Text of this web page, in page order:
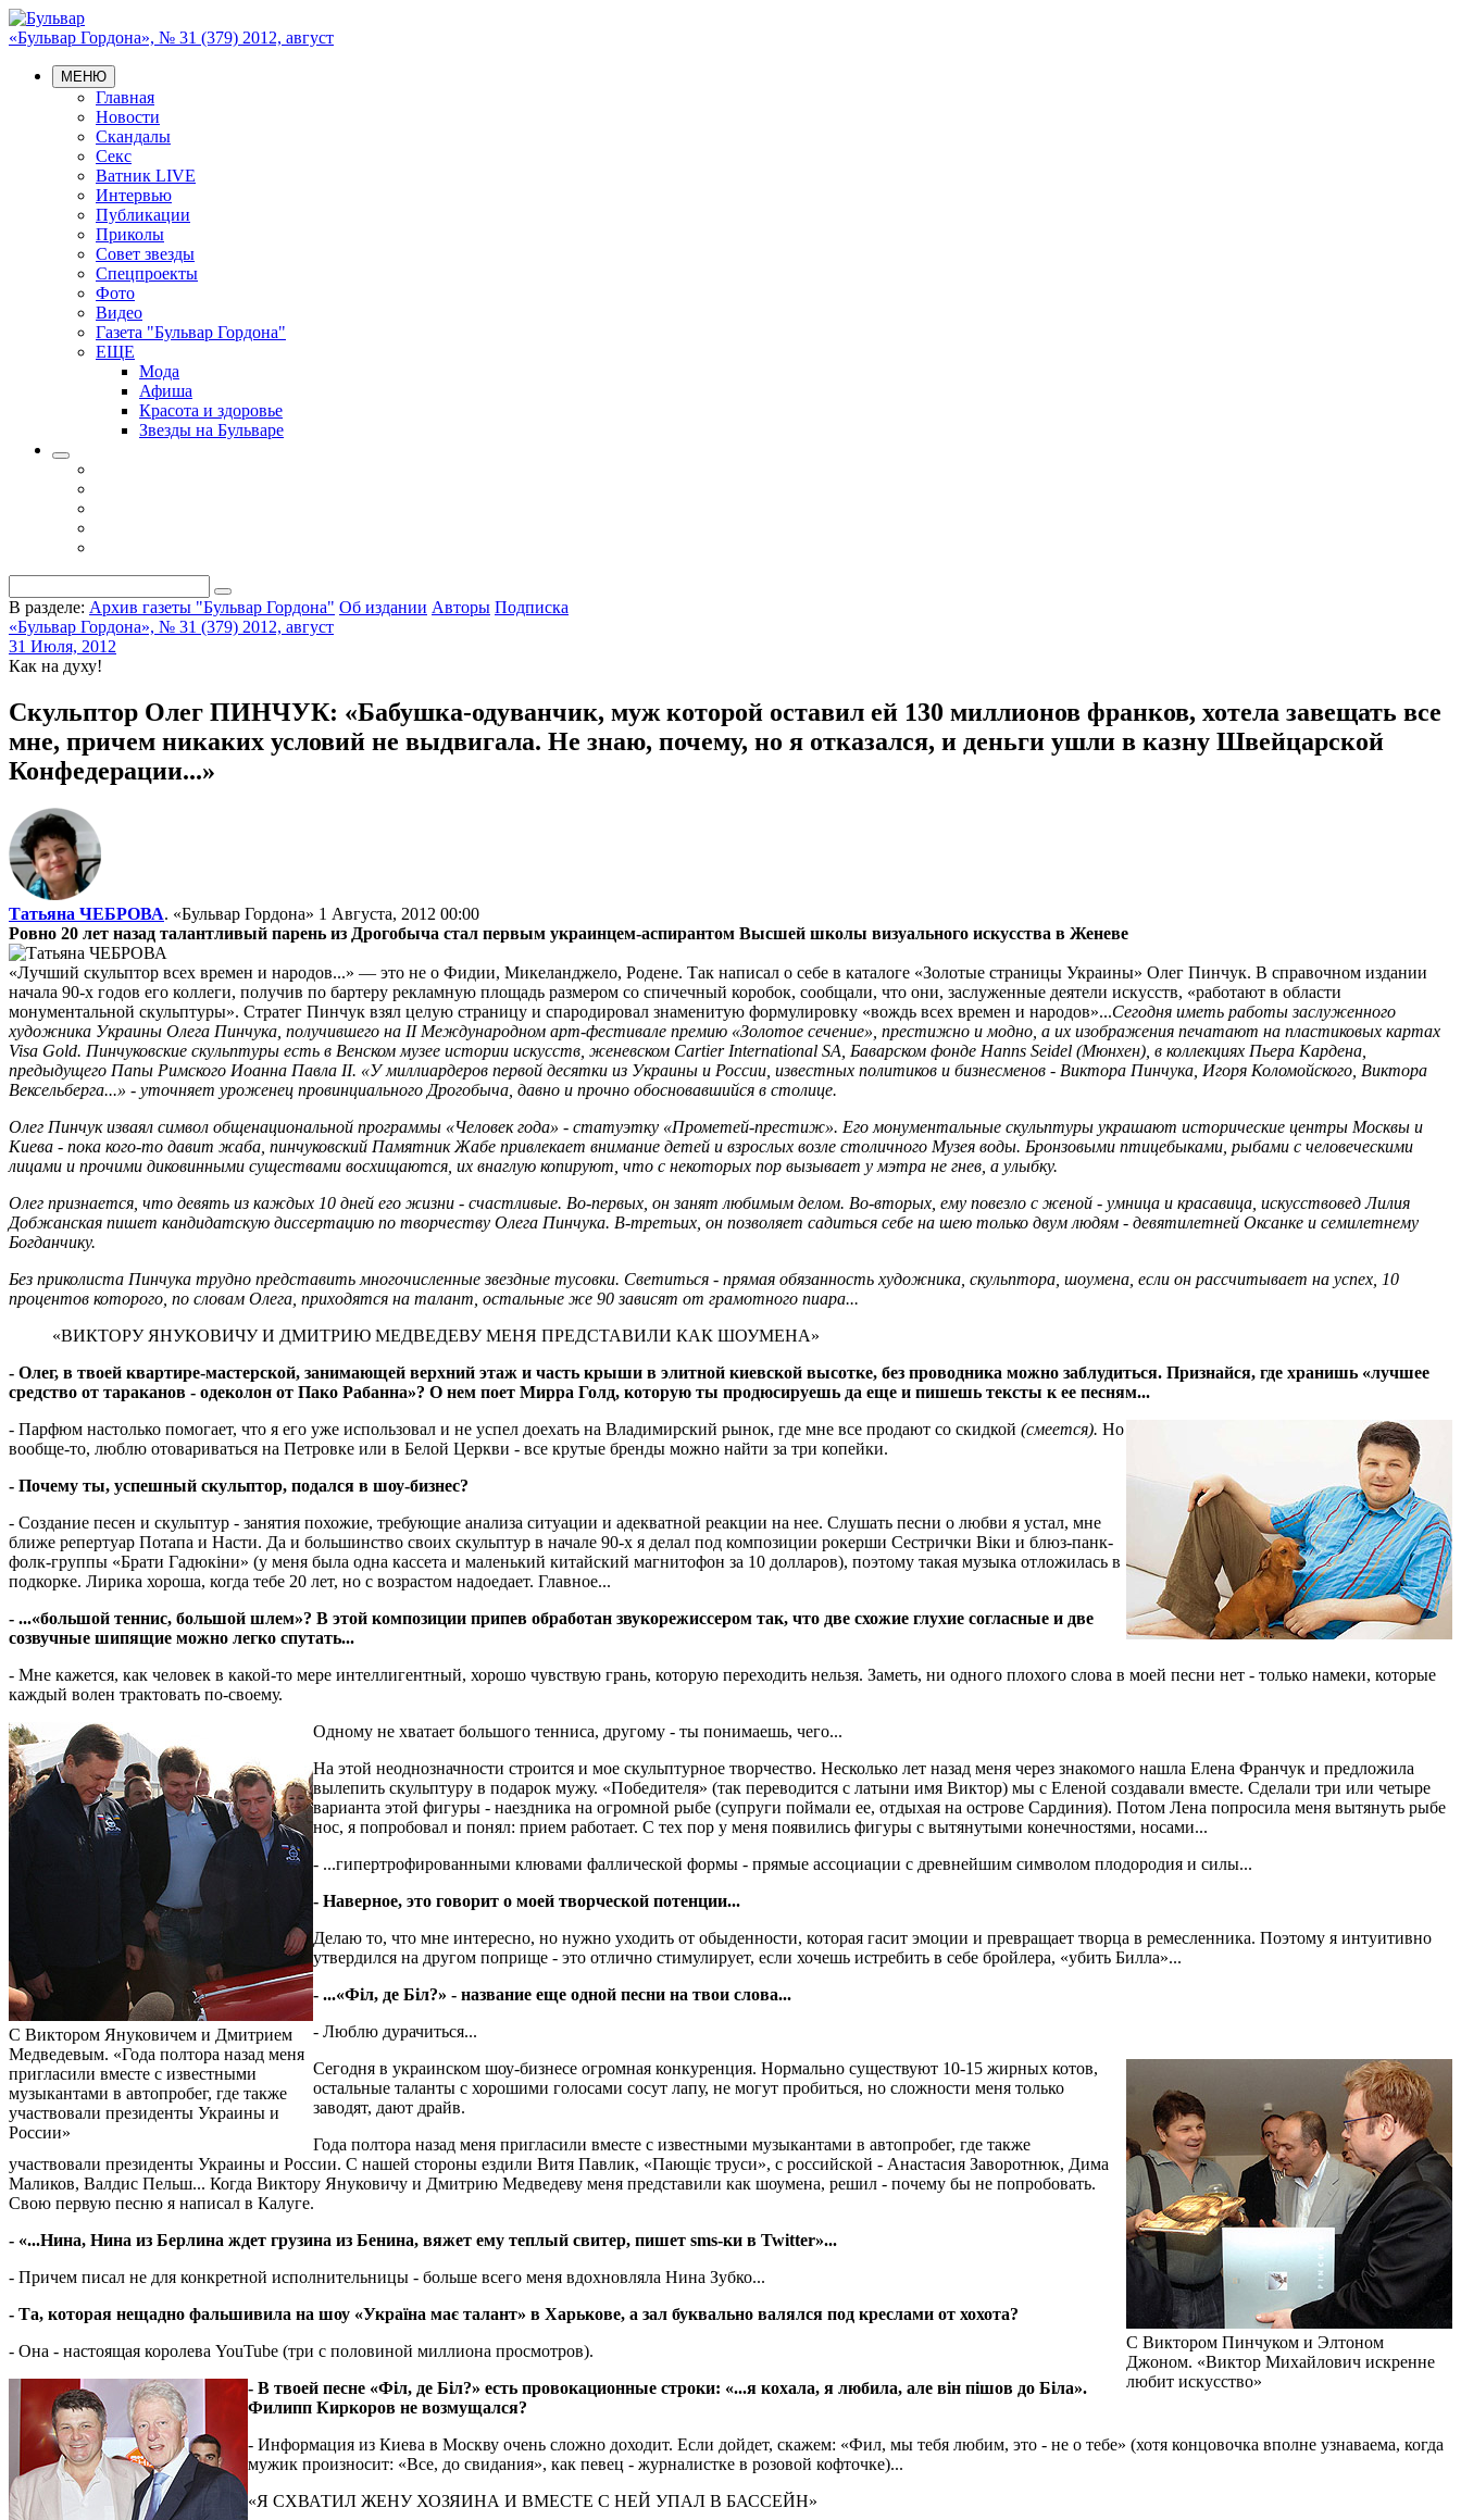
«Бульвар Гордона», № 31 (379) 2012, август
МЕНЮ
Главная
Новости
Скандалы
Секс
Ватник LIVE
Интервью
Публикации
Приколы
Совет звезды
Спецпроекты
Фото
Видео
Газета "Бульвар Гордона"
ЕЩЕ
Мода
Афиша
Красота и здоровье
Звезды на Бульваре
В разделе: Архив газеты "Бульвар Гордона" Об издании Авторы Подписка
«Бульвар Гордона», № 31 (379) 2012, август
31 Июля, 2012
Как на духу!
Скульптор Олег ПИНЧУК: «Бабушка-одуванчик, муж которой оставил ей 130 миллионов франков, хотела завещать все
мне, причем никаких условий не выдвигала. Не знаю, почему, но я отказался, и деньги ушли в казну Швейцарской
Конфедерации...»
Татьяна ЧЕБРОВА. «Бульвар Гордона» 1 Августа, 2012 00:00
Ровно 20 лет назад талантливый парень из Дрогобыча стал первым украинцем-аспирантом Высшей школы визуального искусства в Женеве
«Лучший скульптор всех времен и народов...» — это не о Фидии, Микеланджело, Родене. Так написал о себе в каталоге «Золотые страницы Украины» Олег Пинчук. В справочном издании
начала 90-х годов его коллеги, получив по бартеру рекламную площадь размером со спичечный коробок, сообщали, что они, заслуженные деятели искусств, «работают в области
монументальной скульптуры». Стратег Пинчук взял целую страницу и спародировал знаменитую формулировку «вождь всех времен и народов»...Сегодня иметь работы заслуженного
художника Украины Олега Пинчука, получившего на II Международном арт-фестивале премию «Золотое сечение», престижно и модно, а их изображения печатают на пластиковых картах
Visa Gold. Пинчуковские скульптуры есть в Венском музее истории искусств, женевском Cartier International SA, Баварском фонде Hanns Seidel (Мюнхен), в коллекциях Пьера Кардена,
предыдущего Папы Римского Иоанна Павла II. «У миллиардеров первой десятки из Украины и России, известных политиков и бизнесменов - Виктора Пинчука, Игоря Коломойского, Виктора
Вексельберга...» - уточняет уроженец провинциального Дрогобыча, давно и прочно обосновавшийся в столице.
Олег Пинчук изваял символ общенациональной программы «Человек года» - статуэтку «Прометей-престиж». Его монументальные скульптуры украшают исторические центры Москвы и
Киева - пока кого-то давит жаба, пинчуковский Памятник Жабе привлекает внимание детей и взрослых возле столичного Музея воды. Бронзовыми птицебыками, рыбами с человеческими
лицами и прочими диковинными существами восхищаются, их внаглую копируют, что с некоторых пор вызывает у мэтра не гнев, а улыбку.
Олег признается, что девять из каждых 10 дней его жизни - счастливые. Во-первых, он занят любимым делом. Во-вторых, ему повезло с женой - умница и красавица, искусствовед Лилия
Добжанская пишет кандидатскую диссертацию по творчеству Олега Пинчука. В-третьих, он позволяет садиться себе на шею только двум людям - девятилетней Оксанке и семилетнему
Богданчику.
Без приколиста Пинчука трудно представить многочисленные звездные тусовки. Светиться - прямая обязанность художника, скульптора, шоумена, если он рассчитывает на успех, 10
процентов которого, по словам Олега, приходятся на талант, остальные же 90 зависят от грамотного пиара...
«ВИКТОРУ ЯНУКОВИЧУ И ДМИТРИЮ МЕДВЕДЕВУ МЕНЯ ПРЕДСТАВИЛИ КАК ШОУМЕНА»
- Олег, в твоей квартире-мастерской, занимающей верхний этаж и часть крыши в элитной киевской высотке, без проводника можно заблудиться. Признайся, где хранишь «лучшее
средство от тараканов - одеколон от Пако Рабанна»? О нем поет Мирра Голд, которую ты продюсируешь да еще и пишешь тексты к ее песням...
- Парфюм настолько помогает, что я его уже использовал и не успел доехать на Владимирский рынок, где мне все продают со скидкой (смеется). Но
вообще-то, люблю отовариваться на Петровке или в Белой Церкви - все крутые бренды можно найти за три копейки.
- Почему ты, успешный скульптор, подался в шоу-бизнес?
- Создание песен и скульптур - занятия похожие, требующие анализа ситуации и адекватной реакции на нее. Слушать песни о любви я устал, мне
ближе репертуар Потапа и Насти. Да и большинство своих скульптур в начале 90-х я делал под композиции рокерши Сестрички Вiки и блюз-панк-
фолк-группы «Брати Гадюкiни» (у меня была одна кассета и маленький китайский магнитофон за 10 долларов), поэтому такая музыка отложилась в
подкорке. Лирика хороша, когда тебе 20 лет, но с возрастом надоедает. Главное...
- ...«большой теннис, большой шлем»? В этой композиции припев обработан звукорежиссером так, что две схожие глухие согласные и две
созвучные шипящие можно легко спутать...
- Мне кажется, как человек в какой-то мере интеллигентный, хорошо чувствую грань, которую переходить нельзя. Заметь, ни одного плохого слова в моей песни нет - только намеки, которые
каждый волен трактовать по-своему.
С Виктором Януковичем и Дмитрием
Медведевым. «Года полтора назад меня
пригласили вместе с известными
музыкантами в автопробег, где также
участвовали президенты Украины и
России»
Одному не хватает большого тенниса, другому - ты понимаешь, чего...
На этой неоднозначности строится и мое скульптурное творчество. Несколько лет назад меня через знакомого нашла Елена Франчук и предложила
вылепить скульптуру в подарок мужу. «Победителя» (так переводится с латыни имя Виктор) мы с Еленой создавали вместе. Сделали три или четыре
варианта этой фигуры - наездника на огромной рыбе (супруги поймали ее, отдыхая на острове Сардиния). Потом Лена попросила меня вытянуть рыбе
нос, я попробовал и понял: прием работает. С тех пор у меня появились фигуры с вытянутыми конечностями, носами...
- ...гипертрофированными клювами фаллической формы - прямые ассоциации с древнейшим символом плодородия и силы...
- Наверное, это говорит о моей творческой потенции...
Делаю то, что мне интересно, но нужно уходить от обыденности, которая гасит эмоции и превращает творца в ремесленника. Поэтому я интуитивно
утвердился на другом поприще - это отлично стимулирует, если хочешь истребить в себе бройлера, «убить Билла»...
- ...«Філ, де Біл?» - название еще одной песни на твои слова...
- Люблю дурачиться...
С Виктором Пинчуком и Элтоном
Джоном. «Виктор Михайлович искренне
любит искусство»
Сегодня в украинском шоу-бизнесе огромная конкуренция. Нормально существуют 10-15 жирных котов,
остальные таланты с хорошими голосами сосут лапу, не могут пробиться, но сложности меня только
заводят, дают драйв.
Года полтора назад меня пригласили вместе с известными музыкантами в автопробег, где также
участвовали президенты Украины и России. С нашей стороны ездили Витя Павлик, «Пающіє труси», с российской - Анастасия Заворотнюк, Дима
Маликов, Валдис Пельш... Когда Виктору Януковичу и Дмитрию Медведеву меня представили как шоумена, решил - почему бы не попробовать.
Свою первую песню я написал в Калуге.
- «...Нина, Нина из Берлина ждет грузина из Бенина, вяжет ему теплый свитер, пишет sms-ки в Twitter»...
- Причем писал не для конкретной исполнительницы - больше всего меня вдохновляла Нина Зубко...
- Та, которая нещадно фальшивила на шоу «Україна має талант» в Харькове, а зал буквально валялся под креслами от хохота?
- Она - настоящая королева YouTube (три с половиной миллиона просмотров).
- В твоей песне «Філ, де Біл?» есть провокационные строки: «...я кохала, я любила, але вiн пiшов до Бiла».
Филипп Киркоров не возмущался?
- Информация из Киева в Москву очень сложно доходит. Если дойдет, скажем: «Фил, мы тебя любим, это - не о тебе» (хотя концовочка вполне узнаваема, когда
мужик произносит: «Все, до свидания», как певец - журналистке в розовой кофточке)...
«Я СХВАТИЛ ЖЕНУ ХОЗЯИНА И ВМЕСТЕ С НЕЙ УПАЛ В БАССЕЙН»